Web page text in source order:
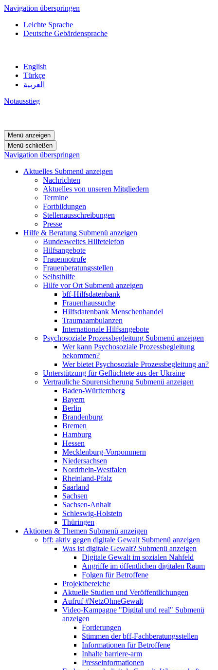
Navigation überspringen
Leichte Sprache
Deutsche Gebärdensprache
English
Türkçe
العربية
Notausstieg
Menü anzeigen
Menü schließen
Navigation überspringen
Aktuelles Submenü anzeigen
Nachrichten
Aktuelles von unseren Mitgliedern
Termine
Fortbildungen
Stellenausschreibungen
Presse
Hilfe & Beratung Submenü anzeigen
Bundesweites Hilfetelefon
Hilfsangebote
Frauennotrufe
Frauenberatungsstellen
Selbsthilfe
Hilfe vor Ort Submenü anzeigen
bff-Hilfsdatenbank
Frauenhaussuche
Hilfsdatenbank Menschenhandel
Traumaambulanzen
Internationale Hilfsangebote
Psychosoziale Prozessbegleitung Submenü anzeigen
Wer kann Psychosoziale Prozessbegleitung
bekommen?
Wer bietet Psychosoziale Prozessbegleitung an?
Unterstützung für Geflüchtete aus der Ukraine
Vertrauliche Spurensicherung Submenü anzeigen
Baden-Württemberg
Bayern
Berlin
Brandenburg
Bremen
Hamburg
Hessen
Mecklenburg-Vorpommern
Niedersachsen
Nordrhein-Westfalen
Rheinland-Pfalz
Saarland
Sachsen
Sachsen-Anhalt
Schleswig-Holstein
Thüringen
Aktionen & Themen Submenü anzeigen
bff: aktiv gegen digitale Gewalt Submenü anzeigen
Was ist digitale Gewalt? Submenü anzeigen
Digitale Gewalt im sozialen Nahfeld
Angriffe im öffentlichen digitalen Raum
Folgen für Betroffene
Projektbereiche
Aktuelle Studien und Veröffentlichungen
Aufruf #NetzOhneGewalt
Video-Kampagne "Digital und real" Submenü
anzeigen
Forderungen
Stimmen der bff-Fachberatungsstellen
Informationen für Betroffene
Inhalte barriere-arm
Presseinformationen